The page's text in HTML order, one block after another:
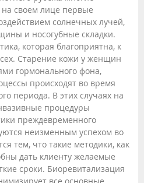
своем лице первые
солнечных лучей,
и носогубные складки.
которая благоприятна, к
Старение кожи у женщин
гормонального фона,
происходят во время
периода. В этих случаях на
процедуры
преждевременного
неизменным успехом во
тем, что такие методики, как
дать клиенту желаемые
сроки. Биоревитализация